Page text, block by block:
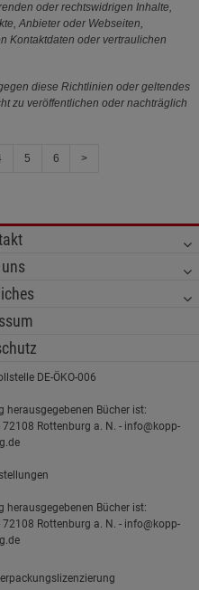
oder rechtswidrigen Inhalte,
Anbieter oder Webseiten,
Kontaktdaten oder vertraulichen
diese Richtlinien oder geltendes
zu veröffentlichen oder nachträglich
5 6 >
DE-ÖKO-006
herausgegebenen Bücher ist:
72108 Rottenburg a. N. - info@kopp-
herausgegebenen Bücher ist:
72108 Rottenburg a. N. - info@kopp-